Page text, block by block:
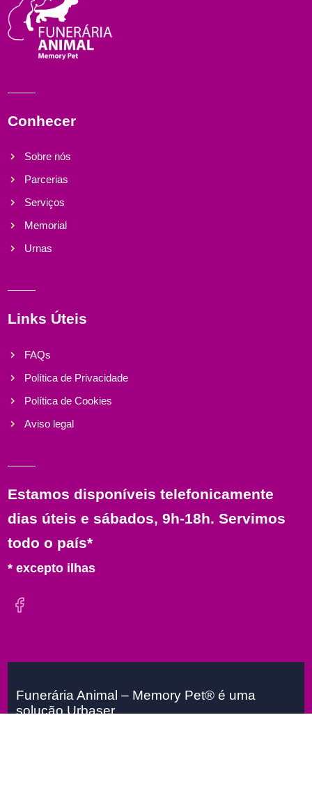
Conhecer
Sobre nós
Parcerias
Serviços
Memorial
Urnas
Links Úteis
FAQs
Política de Privacidade
Política de Cookies
Aviso legal
Estamos disponíveis telefonicamente
dias úteis e sábados, 9h-18h. Servimos
todo o país*
* excepto ilhas
Funerária Animal – Memory Pet® é uma
solução Urbaser.